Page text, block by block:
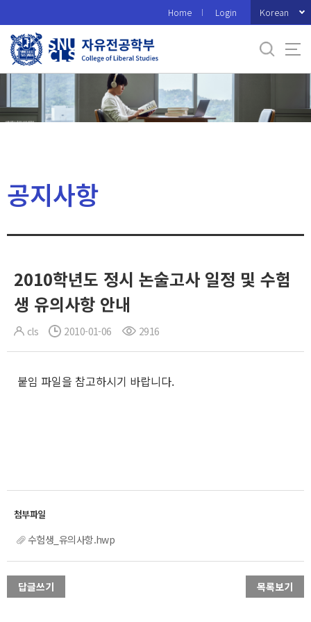
로
메
Home Login Korean
공지사항
2010학년도 정시 논술고사 일정 및 수험
생 유의사항 안내
cls 2010-01-06 2916
붙임 파일을 참고하시기 바랍니다.
수험생_유의사항.hwp
답글쓰기 목록보기